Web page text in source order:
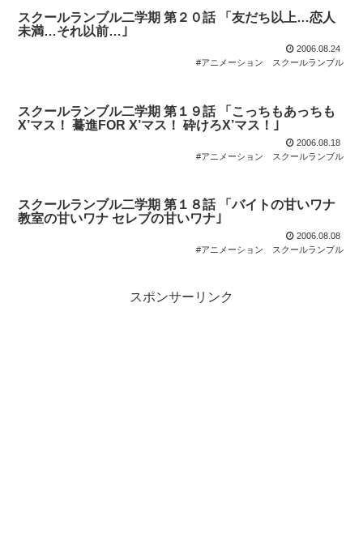
スクールランブル二学期 第２０話 「友だち以上…恋人
未満…それ以前…｣
2006.08.24
#アニメーション
スクールランブル
スクールランブル二学期 第１９話 「こっちもあっちも
X’マス！ 驀進FOR X’マス！ 砕けろX’マス！｣
2006.08.18
#アニメーション
スクールランブル
スクールランブル二学期 第１８話 「バイトの甘いワナ
教室の甘いワナ セレブの甘いワナ｣
2006.08.08
#アニメーション
スクールランブル
スポンサーリンク